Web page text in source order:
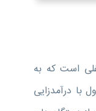
است که به
با درآمدزایی